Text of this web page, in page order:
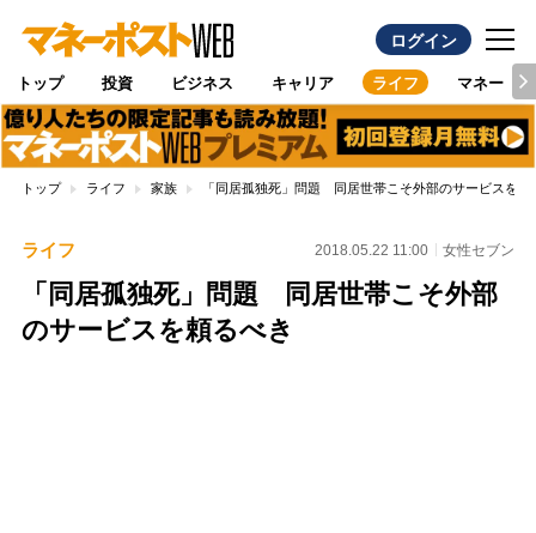
ログイン
トップ 投資 ビジネス キャリア ライフ マネー
トップ ライフ 家族 「同居孤独死」問題 同居世帯こそ外部のサービスを頼
ライフ 2018.05.22 11:00 女性セブン
「同居孤独死」問題 同居世帯こそ外部
のサービスを頼るべき